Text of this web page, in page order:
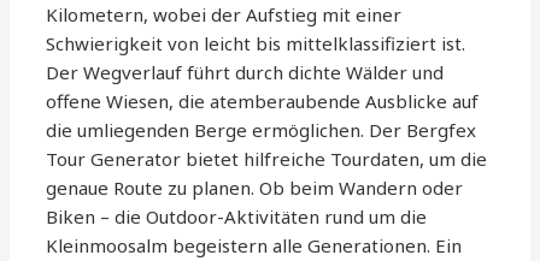
Kilometern, wobei der Aufstieg mit einer
Schwierigkeit von leicht bis mittelklassifiziert ist.
Der Wegverlauf führt durch dichte Wälder und
offene Wiesen, die atemberaubende Ausblicke auf
die umliegenden Berge ermöglichen. Der Bergfex
Tour Generator bietet hilfreiche Tourdaten, um die
genaue Route zu planen. Ob beim Wandern oder
Biken – die Outdoor-Aktivitäten rund um die
Kleinmoosalm begeistern alle Generationen. Ein